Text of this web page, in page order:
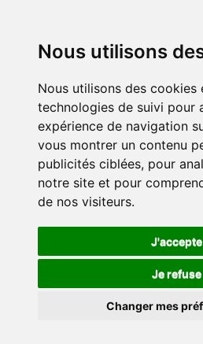
Nous utilisons
Nous utilisons des cookies
technologies de suivi pour
expérience de navigation
vous montrer un contenu
publicités ciblées, pour
notre site et pour
de nos visiteurs.
J'accepte
Je refuse
Changer mes